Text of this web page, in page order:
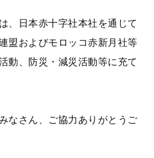
、日本赤十字社本社を通じて
盟およびモロッコ赤新月社等
動、防災・減災活動等に充て
なさん、ご協力ありがとうご